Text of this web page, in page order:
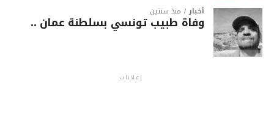
أخبار منذ سنتين
وفاة طبيب تونسي بسلطنة عمان ..
إعلانات